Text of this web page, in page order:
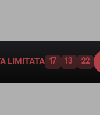
LIMITATA 17 13 21